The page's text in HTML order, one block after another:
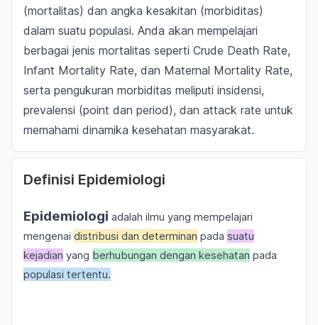
(mortalitas) dan angka kesakitan (morbiditas)
dalam suatu populasi. Anda akan mempelajari
berbagai jenis mortalitas seperti Crude Death Rate,
Infant Mortality Rate, dan Maternal Mortality Rate,
serta pengukuran morbiditas meliputi insidensi,
prevalensi (point dan period), dan attack rate untuk
memahami dinamika kesehatan masyarakat.
Definisi Epidemiologi
Epidemiologi adalah ilmu yang mempelajari
mengenai distribusi dan determinan pada suatu
kejadian yang berhubungan dengan kesehatan pada
populasi tertentu.